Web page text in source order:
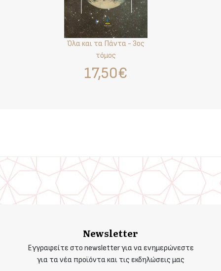
Όλα και τα Πάντα - 3ος
τόμος
17,50€
Newsletter
Εγγραφείτε στο newsletter για να ενημερώνεστε
για τα νέα προϊόντα και τις εκδηλώσεις μας